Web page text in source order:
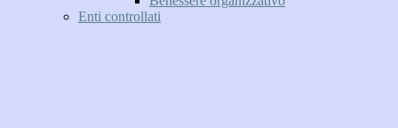
Enti controllati